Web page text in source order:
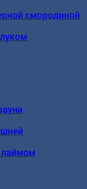
смородиной
лаймом